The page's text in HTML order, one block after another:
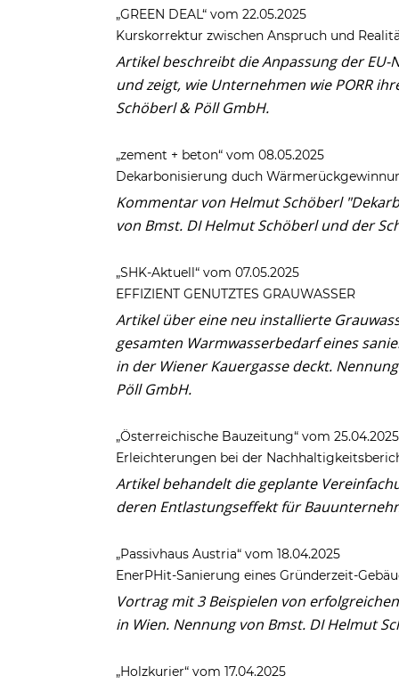
„GREEN DEAL“ vom 22.05.2025
Kurskorrektur zwischen Anspruch und
Artikel beschreibt die Anpassung der
und zeigt, wie Unternehmen wie PORR
Schöberl & Pöll GmbH.
„zement + beton“ vom 08.05.2025
Dekarbonisierung duch
Kommentar von Helmut Schöberl
von Bmst. DI Helmut Schöberl und der
„SHK-Aktuell“ vom 07.05.2025
EFFIZIENT GENUTZTES GRAUWASSER
Artikel über eine neu installierte
gesamten Warmwasserbedarf eines
in der Wiener Kauergasse deckt.
Pöll GmbH.
„Österreichische Bauzeitung“ vom 25.04.2025
Erleichterungen bei der
Artikel behandelt die geplante
deren Entlastungseffekt für
„Passivhaus Austria“ vom 18.04.2025
EnerPHit-Sanierung eines Gründerzeit-
Vortrag mit 3 Beispielen von
in Wien. Nennung von Bmst. DI Helmut
„Holzkurier“ vom 17.04.2025